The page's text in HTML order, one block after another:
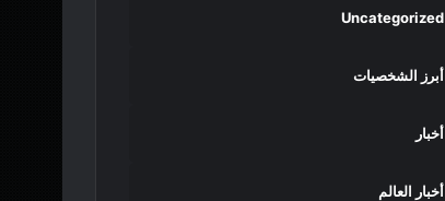
Uncategorized
أبرز الشخصيات
أخبار
أخبار العالم